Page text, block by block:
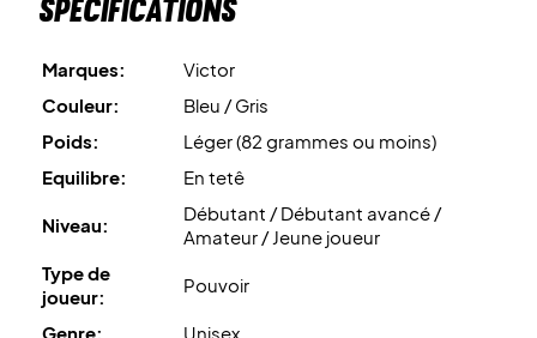
Spécifications
Marques:
Victor
Couleur:
Bleu / Gris
Poids:
Léger (82 grammes ou moins)
Equilibre:
En tetê
Niveau:
Débutant / Débutant avancé /
Amateur / Jeune joueur
Type de
joueur:
Pouvoir
Genre:
Unisex